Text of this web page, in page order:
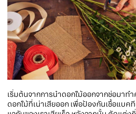
เริ่มต้นจากการนำดอกไม้ออกจากช่อมาท
ดอกไม้ที่เน่าเสียออก เพื่อป้องกันเชื้อแบค